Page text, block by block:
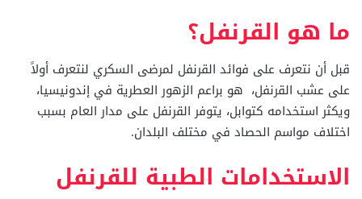
ما هو القرنفل؟
قبل أن نتعرف على فوائد القرنفل لمرضى السكري لنتعرف أولاً
على عشب القرنفل، هو براعم الزهور العطرية في إندونيسيا،
ويكثر استخدامه كتوابل، يتوفر القرنفل على مدار العام بسبب
اختلاف مواسم الحصاد في مختلف البلدان.
الاستخدامات الطبية للقرنفل